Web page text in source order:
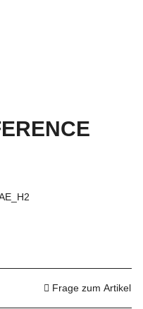
Frage zum Artikel